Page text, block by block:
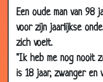
Een oude man van 98
voor zijn jaarlijkse
zich voelt.
"Ik heb me nog nooit
is 18 jaar, zwanger en
30 Dec
2009
Wakker maken
30 Dec
2009
Gas ophoping
2009
Nauwkeurig